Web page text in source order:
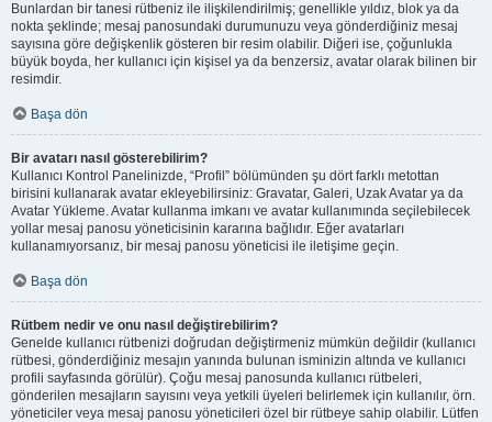
Bunlardan bir tanesi rütbeniz ile ilişkilendirilmiş; genellikle yıldız, blok ya da
nokta şeklinde; mesaj panosundaki durumunuzu veya gönderdiğiniz mesaj
sayısına göre değişkenlik gösteren bir resim olabilir. Diğeri ise, çoğunlukla
büyük boyda, her kullanıcı için kişisel ya da benzersiz, avatar olarak bilinen bir
resimdir.
Başa dön
Bir avatarı nasıl gösterebilirim?
Kullanıcı Kontrol Panelinizde, “Profil” bölümünden şu dört farklı metottan
birisini kullanarak avatar ekleyebilirsiniz: Gravatar, Galeri, Uzak Avatar ya da
Avatar Yükleme. Avatar kullanma imkanı ve avatar kullanımında seçilebilecek
yollar mesaj panosu yöneticisinin kararına bağlıdır. Eğer avatarları
kullanamıyorsanız, bir mesaj panosu yöneticisi ile iletişime geçin.
Başa dön
Rütbem nedir ve onu nasıl değiştirebilirim?
Genelde kullanıcı rütbenizi doğrudan değiştirmeniz mümkün değildir (kullanıcı
rütbesi, gönderdiğiniz mesajın yanında bulunan isminizin altında ve kullanıcı
profili sayfasında görülür). Çoğu mesaj panosunda kullanıcı rütbeleri,
gönderilen mesajların sayısını veya yetkili üyeleri belirlemek için kullanılır, örn.
yöneticiler veya mesaj panosu yöneticileri özel bir rütbeye sahip olabilir. Lütfen